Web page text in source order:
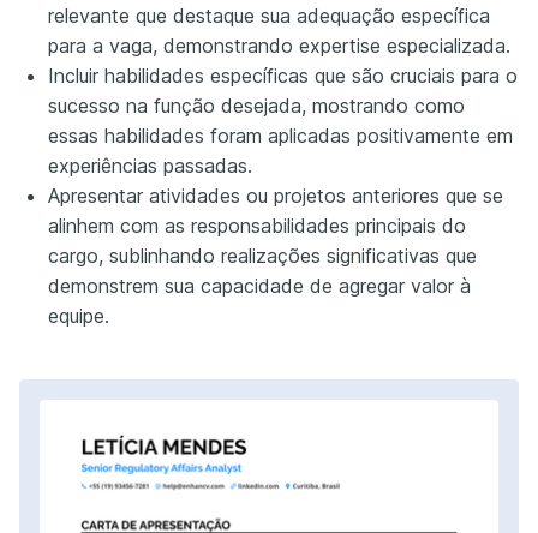
relevante que destaque sua adequação específica
para a vaga, demonstrando expertise especializada.
Incluir habilidades específicas que são cruciais para o
sucesso na função desejada, mostrando como
essas habilidades foram aplicadas positivamente em
experiências passadas.
Apresentar atividades ou projetos anteriores que se
alinhem com as responsabilidades principais do
cargo, sublinhando realizações significativas que
demonstrem sua capacidade de agregar valor à
equipe.